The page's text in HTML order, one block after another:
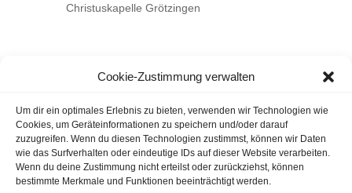
Cookie-Zustimmung verwalten
Um dir ein optimales Erlebnis zu bieten, verwenden wir Technologien wie
Cookies, um Geräteinformationen zu speichern und/oder darauf
zuzugreifen. Wenn du diesen Technologien zustimmst, können wir Daten
wie das Surfverhalten oder eindeutige IDs auf dieser Website verarbeiten.
Wenn du deine Zustimmung nicht erteilst oder zurückziehst, können
bestimmte Merkmale und Funktionen beeinträchtigt werden.
Christuskapelle Grötzingen